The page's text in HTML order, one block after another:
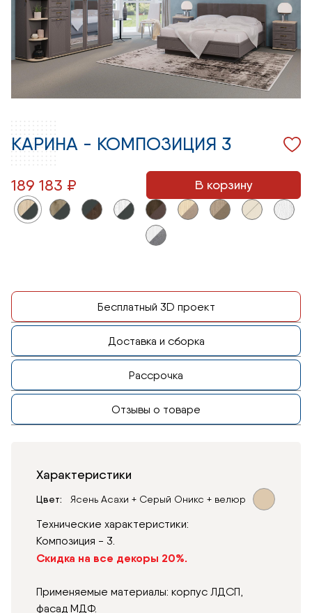
КАРИНА - КОМПОЗИЦИЯ 3
189 183 ₽ В корзину
Бесплатный 3D проект
Доставка и сборка
Рассрочка
Отзывы о товаре
Характеристики
Цвет Ясень Асахи + Серый Оникс + велюр
Технические характеристики:
Композиция - 3.
Скидка на все декоры 20%.
Применяемые материалы: корпус ЛДСП,
фасад МДФ.